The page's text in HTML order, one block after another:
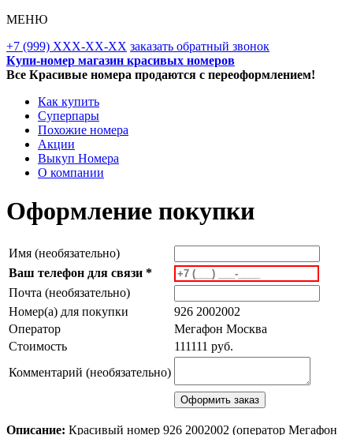
МЕНЮ
+7 (999) XXX-XX-XX заказать обратный звонок
Купи-номер магазин красивых номеров
Все Красивые номера продаются с переоформлением!
Как купить
Суперпары
Похожие номера
Акции
Выкуп Номера
О компании
Оформление покупки
Имя (необязательно)
Ваш телефон для связи *
Почта (необязательно)
Номер(а) для покупки
926 2002002
Оператор
Мегафон Москва
Стоимость
111111 руб.
Комментарий (необязательно)
Описание: Красивый номер 926 2002002 (оператор Мегафон